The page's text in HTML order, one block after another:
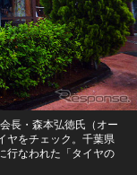
長・森本弘徳氏（オー
ヤをチェック。千葉県
行なわれた「タイヤの